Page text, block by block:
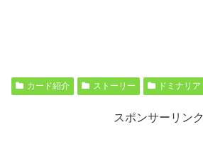
カード紹介 ストーリー ドミナリア
スポンサーリンク